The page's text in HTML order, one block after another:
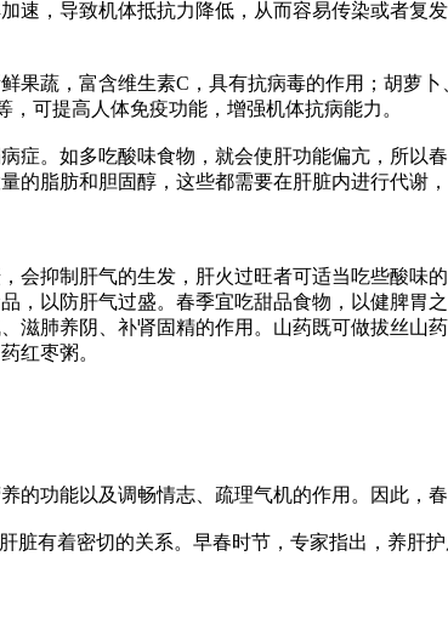
，导致机体抵抗力降低，从而容易传染或者复
蔬，富含维生素C，具有抗病毒的作用；胡萝
可提高人体免疫功能，增强机体抗病能力。
。如多吃酸味食物，就会使肝功能偏亢，所以
的脂肪和胆固醇，这些都需要在肝脏内进行代谢
抑制肝气的生发，肝火过旺者可适当吃些酸味
，以防肝气过盛。春季宜吃甜品食物，以健脾胃
滋肺养阴、补肾固精的作用。山药既可做拔丝山
红枣粥。
功能以及调畅情志、疏理气机的作用。因此，
有着密切的关系。早春时节，专家指出，养肝